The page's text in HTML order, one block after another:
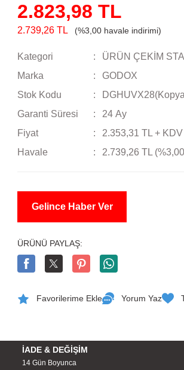
2.823,98 TL
2.739,26 TL (%3,00 havale indirimi)
Kategori
ÜRÜN ÇEKİM
Marka
GODOX
Stok Kodu
Garanti Süresi
24 Ay
Fiyat
2.353,31 TL + KDV
Havale
2.739,26 TL
Gelince Haber Ver
ÜRÜNÜ PAYLAŞ:
Yorum Yaz
İADE & DEĞİŞİM
14 Gün Boyunca